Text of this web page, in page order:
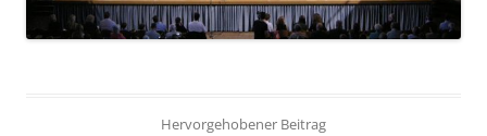
Hervorgehobener Beitrag